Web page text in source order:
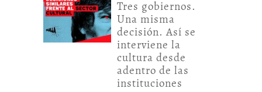
Tres gobiernos.
Una misma
decisión. Así se
interviene la
cultura desde
adentro de las
instituciones